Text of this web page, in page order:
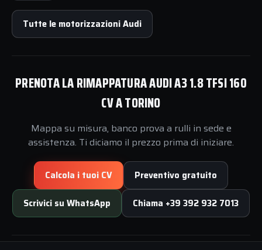
Tutte le motorizzazioni Audi
PRENOTA LA RIMAPPATURA AUDI A3 1.8 TFSI 160
CV A TORINO
Mappa su misura, banco prova a rulli in sede e
assistenza. Ti diciamo il prezzo prima di iniziare.
Calcola i tuoi CV Preventivo gratuito
Scrivici su WhatsApp Chiama +39 392 932 7013